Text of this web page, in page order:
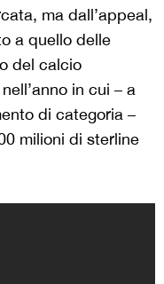
ma dall’appeal,
a quello delle
del calcio
in cui – a
di categoria –
milioni di sterline